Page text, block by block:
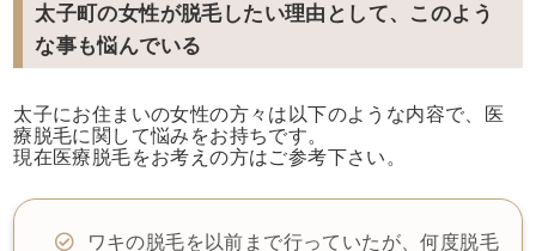
太子町の女性が脱毛したい理由として、このよう
な事も悩んでいる
太子にお住まいの女性の方々は以下のような内容で、医
療脱毛に関して悩みをお持ちです。
現在医療脱毛をお考えの方はご参考下さい。
ワキの脱毛を以前まで行っていたが、何度脱毛